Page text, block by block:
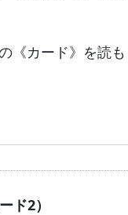
《カード》を読も
ド2）